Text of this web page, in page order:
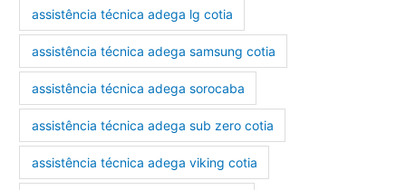
assistência técnica adega lg cotia
assistência técnica adega samsung cotia
assistência técnica adega sorocaba
assistência técnica adega sub zero cotia
assistência técnica adega viking cotia